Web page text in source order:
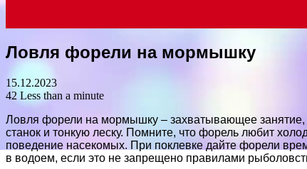
for
Ловля форели на мормышку
15.12.2023
42 Less than a minute
Ловля форели на мормышку – захватывающее занятие,
станок и тонкую леску. Помните, что форель любит
поведение насекомых. При поклевке дайте форели
в водоем, если это не запрещено правилами